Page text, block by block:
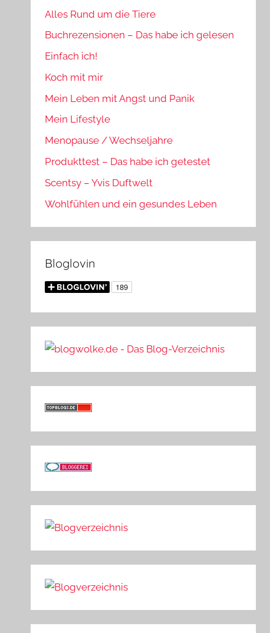
Alles Rund um die Tiere
Buchrezensionen – Das habe ich gelesen
Einfach ich!
Koch mit mir
Mein Leben mit Angst und Panik
Mein Lifestyle
Menopause / Wechseljahre
Produkttest – Das habe ich getestet
Scentsy – Yvis Duftwelt
Wohlfühlen und ein gesundes Leben
Bloglovin